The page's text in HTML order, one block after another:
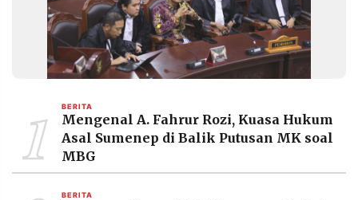
1 BERITA
Mengenal A. Fahrur Rozi, Kuasa Hukum
Asal Sumenep di Balik Putusan MK soal
MBG
BERITA